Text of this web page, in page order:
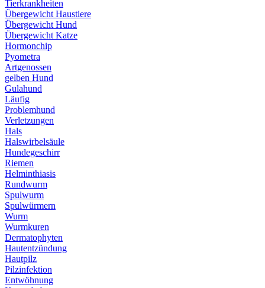
Tierkrankheiten
Übergewicht Haustiere
Übergewicht Hund
Übergewicht Katze
Hormonchip
Pyometra
Artgenossen
gelben Hund
Gulahund
Läufig
Problemhund
Verletzungen
Hals
Halswirbelsäule
Hundegeschirr
Riemen
Helminthiasis
Rundwurm
Spulwurm
Spulwürmern
Wurm
Wurmkuren
Dermatophyten
Hautentzündung
Hautpilz
Pilzinfektion
Entwöhnung